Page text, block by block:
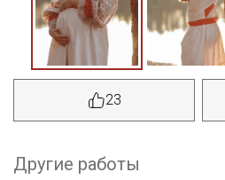
23
Другие работы